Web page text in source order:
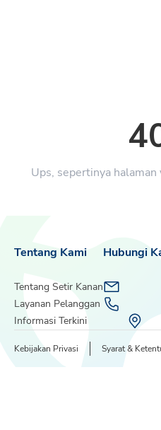
Ups, sepertinya halaman
Tentang Kami
Tentang Setir Kanan
Layanan Pelanggan
Informasi Terkini
Hubungi
Kebijakan Privasi Syarat &